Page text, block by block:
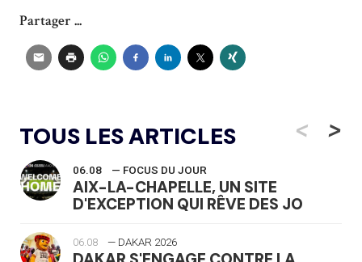
Partager ...
TOUS LES ARTICLES <
06.08 — FOCUS DU JOUR
AIX-LA-CHAPELLE, UN SITE
D'EXCEPTION QUI RÊVE DES JO
06.08 — DAKAR 2026
>